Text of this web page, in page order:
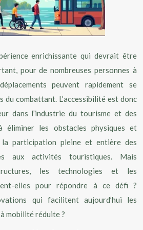
enrichissante qui devrait être
pour de nombreuses personnes à
peuvent rapidement se
combattant. L’accessibilité est donc
dans l’industrie du tourisme et des
éliminer les obstacles physiques et
participation pleine et entière des
aux activités touristiques. Mais
les technologies et les
elles pour répondre à ce défi ?
qui facilitent aujourd’hui les
mobilité réduite ?